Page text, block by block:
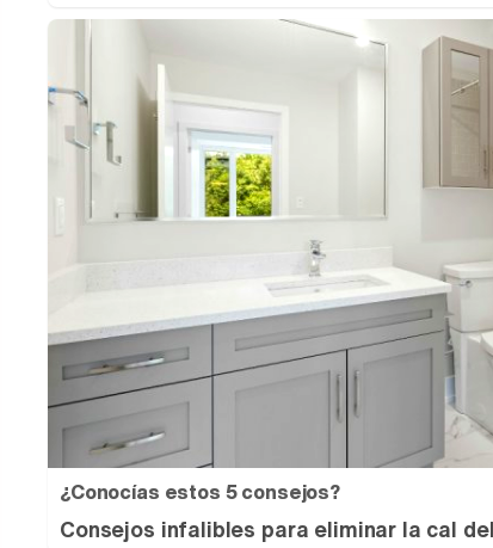
¿Conocías estos 5 consejos?
Consejos infalibles para eliminar la cal